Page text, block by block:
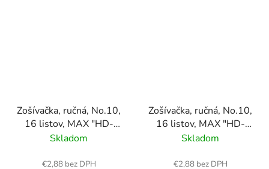
Zošívačka, ručná, No.10,
16 listov, MAX "HD-
10K", svetlozelená
Skladom
€2,88 bez DPH
Zošívačka, ručná, No.10,
16 listov, MAX "HD-
10K", žltá
Skladom
€2,88 bez DPH